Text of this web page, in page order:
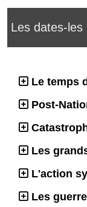
Les dates-les
Le temps
Post-
Les
L'action
Les